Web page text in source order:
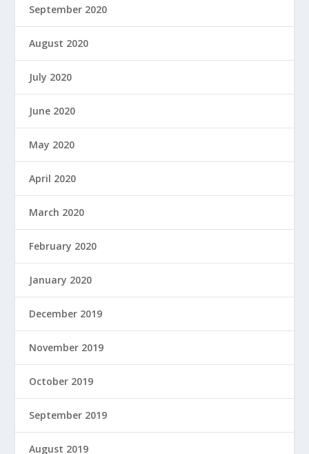
September 2020
August 2020
July 2020
June 2020
May 2020
April 2020
March 2020
February 2020
January 2020
December 2019
November 2019
October 2019
September 2019
August 2019